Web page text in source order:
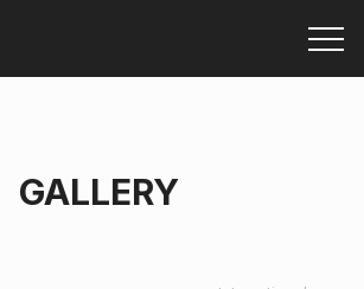
GALLERY